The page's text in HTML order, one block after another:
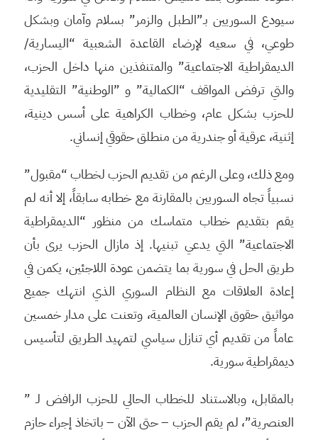
سيودع السوريين بـ”الطبل والزمر” بسلام وآمان وبشكل
طوعي، في سعيه لإرضاء القاعدة الشعبية “اليسارية/
الديمقراطية الاجتماعية” والمتنفذين منها داخل الحزب،
والتي ترفض المواقف “الكمالية” و ”الوطنية” التقليدية
للحزب بشكل عام، وخطاب الكراهية على أسس دينية،
إثنية، عرقية أو جندرية من منطلق حقوقي إنساني.
ومع ذلك، وعلى الرغم من تقديم الحزب لخطاب “مقبول”
نسبياً تجاه السوريين بالمقارنة مع خطابه سابقاً، إلا أنه لم
يقم بتقديم خطاب متماسك من منظور “الديمقراطية
الاجتماعية” التي يدعي تبنيها. إذ مازال الحزب يرى بأن
طريق الحل في سورية بما يتضمن عودة اللاجئين، يكمن في
إعادة العلاقات مع النظام السوري الذي انتهك جميع
مواثيق حقوق الإنسان العالمية، وتعنت على مدار خمسين
عاماً من تقديم أي تنازل سياسي لتمهيد الطريق لتأسيس
ديمقراطية سورية.
بالمقابل، وبالاستناد للخطاب الحالي للحزب الرافض لـ ”
العنصرية”، لم يقم الحزب – حتى الآن – باتخاذ إجراء حازم